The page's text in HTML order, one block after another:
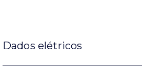
Dados elétricos